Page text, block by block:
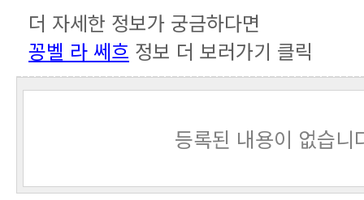
더 자세한 정보가 궁금하다면
꽁벨 라 쎄흐 정보 더 보러가기 클릭
등록된 내용이 없습니